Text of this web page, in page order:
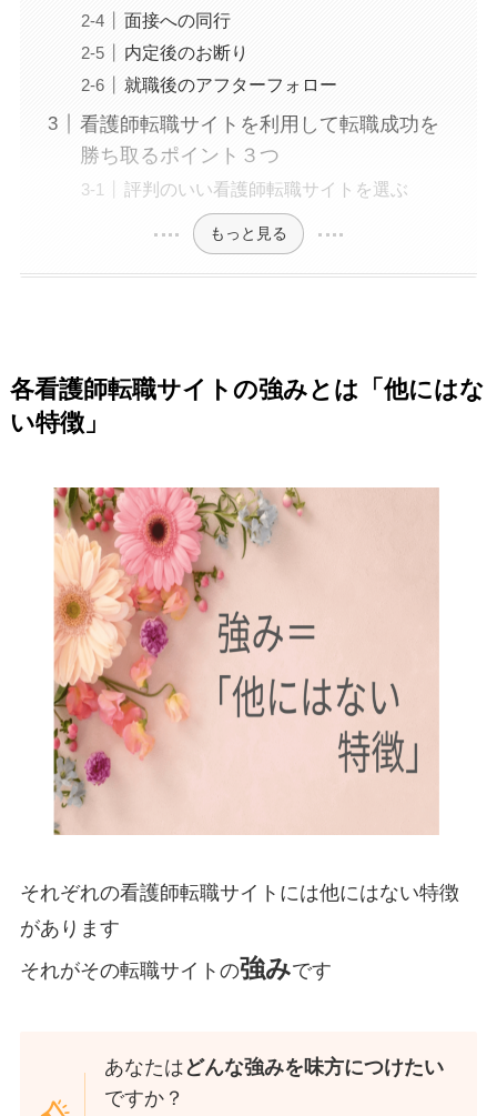
面接への同行
内定後のお断り
就職後のアフターフォロー
看護師転職サイトを利用して転職成功を
勝ち取るポイント３つ
評判のいい看護師転職サイトを選ぶ
もっと見る
各看護師転職サイトの強みとは「他にはな
い特徴」
それぞれの看護師転職サイトには他にはない特徴
があります
それがその転職サイトの強みです
あなたは どんな強みを味方につけたい
ですか？